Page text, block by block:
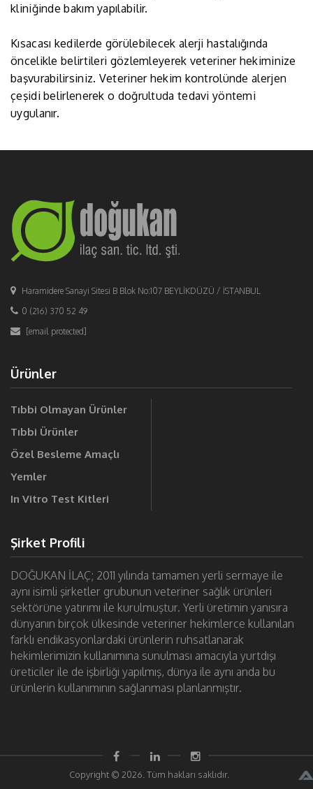
kliniğinde bakım yapılabilir.
Kısacası kedilerde görülebilecek alerji hastalığında
öncelikle belirtileri gözlemleyerek veteriner hekiminize
başvurabilirsiniz. Veteriner hekim kontrolünde alerjen
çeşidi belirlenerek o doğrultuda tedavi yöntemi
uygulanır.
Haramidere Sanayi Sitesi B Blok No:107 BEYLİKDÜZÜ / İSTANBUL
0 (216) 370 52 49
[email protected]
Ürünler
Tıbbi Olmayan Ürünler
Tıbbi Ürünler
Özel Besleme Amaçlı
Yemler
In Vitro Test Kitleri
Şirket Profili
DOĞUKAN İLAÇ; 2011 yılında tamamen yerli sermaye ile
aynı isimli şirketler grubunun veteriner sağlık ürünleri
sektörüne yatırımı ile kurulmuştur. Yerli üretimin yanısıra
dünyanın birçok ülkesinde veteriner hekimlerce kullanılan
farklı endikasyonlardaki ürünlerin ruhsatlanarak
hekimlerimizin kullanımına sunulması amacıyla yurtdışı
üreticiler ile de işbirliği yapılmış, dünya ile aynı anda bu
ürünlerin kullanımının sağlanması planlanmıştır.
Copyright © 2026. Tüm hakları saklıdır.